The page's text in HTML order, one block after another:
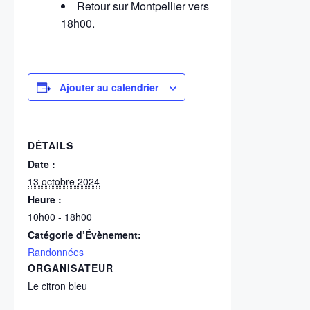
Retour sur Montpellier vers
18h00.
Ajouter au calendrier
DÉTAILS
Date :
13 octobre 2024
Heure :
10h00 - 18h00
Catégorie d’Évènement:
Randonnées
ORGANISATEUR
Le citron bleu